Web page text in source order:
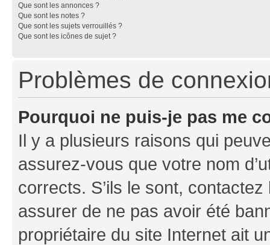
Que sont les annonces ?
Que sont les notes ?
Que sont les sujets verrouillés ?
Que sont les icônes de sujet ?
Problèmes de
Pourquoi ne puis-je pas me
Il y a plusieurs raisons qui
assurez-vous que votre nom
corrects. S’ils le sont,
assurer de ne pas avoir été
propriétaire du site Internet ait